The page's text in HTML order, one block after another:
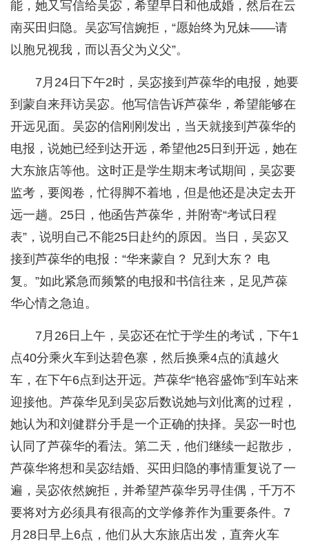
能，她又写信给吴宓，希望早日和他成婚，然后在云
南买田归隐。吴宓写信婉拒，“愿始终为兄妹——请
以胞兄视我，而以吾父为义父”。
7月24日下午2时，吴宓接到芦葆华的电报，她要
到蒙自来拜访吴宓。他写信告诉芦葆华，希望能够在
开远见面。吴宓的信刚刚发出，当天就接到芦葆华的
电报，说她已经到达开远，希望他25日到开远，她在
大东旅店等他。这时正是学生期末考试期间，吴宓要
监考，要阅卷，忙得脚不着地，但是他还是决定去开
远一趟。25日，他函告芦葆华，并附寄“考试日程
表”，说明自己不能25日赴约的原因。当日，吴宓又
接到芦葆华的电报：“华来蒙自？ 兄到大东？ 电
复。”如此紧急而频繁的电报和书信往来，足见芦葆
华心情之急迫。
7月26日上午，吴宓还在忙于学生的考试，下午1
点40分乘火车到达碧色寨，然后换乘4点的滇越火
车，在下午6点到达开远。芦葆华“艳容盛饰”到车站来
迎接他。芦葆华见到吴宓后数说她与刘仳离的过程，
她认为和刘健群分手是一个正确的抉择。吴宓一时也
认同了芦葆华的看法。第二天，他们继续一起散步，
芦葆华将想和吴宓结婚、买田归隐的事情重复说了一
遍，吴宓依然婉拒，并希望芦葆华另寻佳偶，千万不
要将对方必须具有很高的文学修养作为重要条件。7
月28日早上6点，他们从大东旅店出发，直奔火车